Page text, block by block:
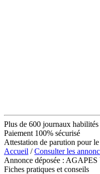
Plus de 600 journaux habilités
Paiement 100% sécurisé
Attestation de parution pour
Accueil /Consulter les
Annonce déposée :
Fiches pratiques et conseils